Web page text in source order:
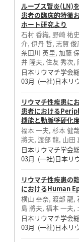
ループス腎炎(LN)
患者の臨床的特徴
ホート研究より
石村 香織, 野崎 祐
介, 伊丹 哲, 志賀
糸田川 英里, 加藤
井 隆夫, 住友 秀次,
日本リウマチ学会
03月 (一社)日本リ
リウマチ性疾患に
患者における
機能と動脈壁硬化
福本 一夫, 杉本 健
將夫, 渡部 龍, 山田
日本リウマチ学会
03月 (一社)日本リ
リウマチ性疾患の
におけるHuman
横山 幸奈, 渡部 龍,
島 將夫, 福本 一夫,
日本リウマチ学会
03月 (一社)日本リ